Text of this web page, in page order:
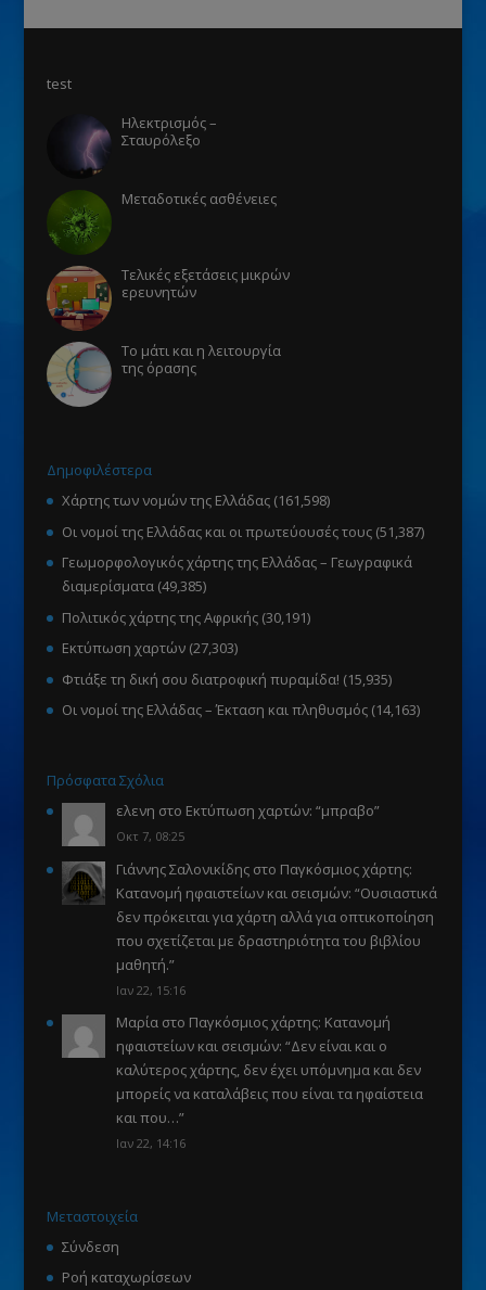
test
Ηλεκτρισμός –
Σταυρόλεξο
Μεταδοτικές ασθένειες
Τελικές εξετάσεις μικρών
ερευνητών
Το μάτι και η λειτουργία
της όρασης
Δημοφιλέστερα
Χάρτης των νομών της Ελλάδας (161,598)
Οι νομοί της Ελλάδας και οι πρωτεύουσές τους (51,387)
Γεωμορφολογικός χάρτης της Ελλάδας – Γεωγραφικά
διαμερίσματα (49,385)
Πολιτικός χάρτης της Αφρικής (30,191)
Εκτύπωση χαρτών (27,303)
Φτιάξε τη δική σου διατροφική πυραμίδα! (15,935)
Οι νομοί της Ελλάδας – Έκταση και πληθυσμός (14,163)
Πρόσφατα Σχόλια
ελενη στο Εκτύπωση χαρτών: “μπραβο”
Οκτ 7, 08:25
Γιάννης Σαλονικίδηςστο Παγκόσμιος χάρτης:
Κατανομή ηφαιστείων και σεισμών: “Ουσιαστικά
δεν πρόκειται για χάρτη αλλά για οπτικοποίηση
που σχετίζεται με δραστηριότητα του βιβλίου
μαθητή.”
Ιαν 22, 15:16
Μαρίαστο Παγκόσμιος χάρτης: Κατανομή
ηφαιστείων και σεισμών: “Δεν είναι και ο
καλύτερος χάρτης, δεν έχει υπόμνημα και δεν
μπορείς να καταλάβεις που είναι τα ηφαίστεια
και που…”
Ιαν 22, 14:16
Μεταστοιχεία
Σύνδεση
Ροή καταχωρίσεων